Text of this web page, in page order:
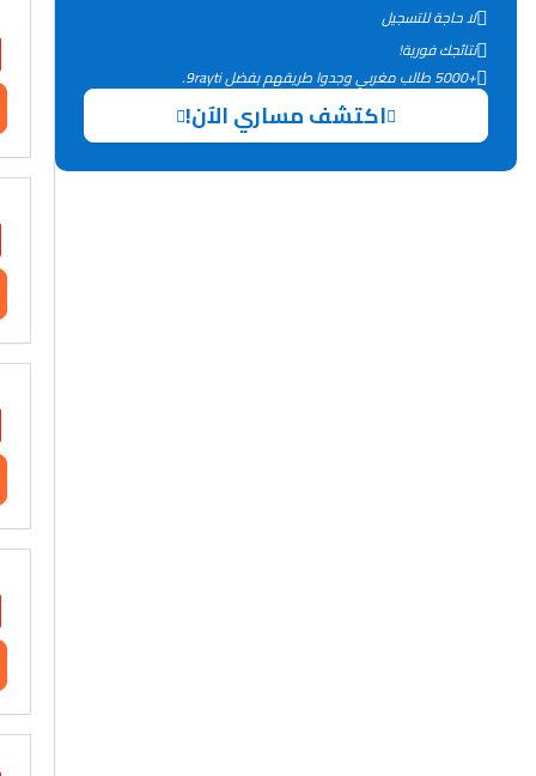
لا حاجة للتسجيل
نتائجك فورية!
+5000 طالب مغربي وجدوا طريقهم بفضل 9rayti.
اكتشف مساري الآن!